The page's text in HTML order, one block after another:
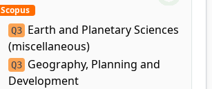
Scopus
Q3 Earth and Planetary Sciences
(miscellaneous)
Q3 Geography, Planning and
Development